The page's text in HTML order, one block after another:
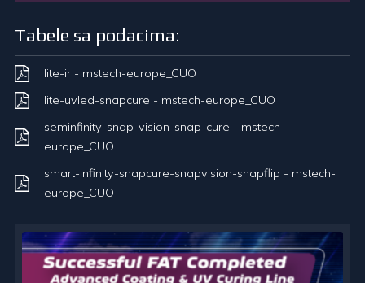
Tabele sa podacima:
lite-ir - mstech-europe_CUO
lite-uvled-snapcure - mstech-europe_CUO
seminfinity-snap-vision-snap-cure - mstech-
europe_CUO
smart-infinity-snapcure-snapvision-snapflip - mstech-
europe_CUO